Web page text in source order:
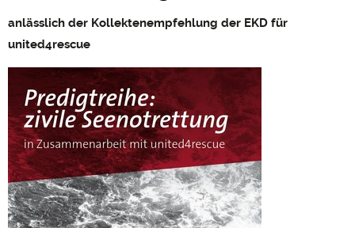
anlässlich der Kollektenempfehlung der EKD für
united4rescue